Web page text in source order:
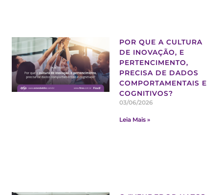
POR QUE A CULTURA
DE INOVAÇÃO, E
PERTENCIMENTO,
PRECISA DE DADOS
COMPORTAMENTAIS E
COGNITIVOS?
03/06/2026
Leia Mais »